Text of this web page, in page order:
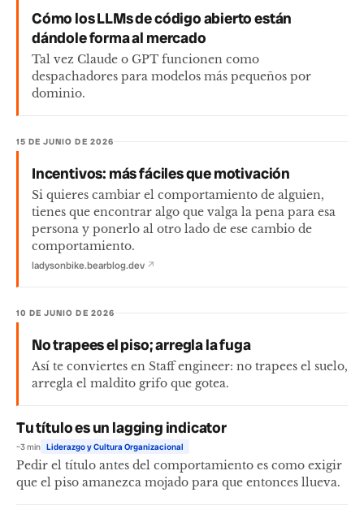
Cómo los LLMs de código abierto están
dándole forma al mercado
Tal vez Claude o GPT funcionen como
despachadores para modelos más pequeños por
dominio.
15 DE JUNIO DE 2026
Incentivos: más fáciles que motivación
Si quieres cambiar el comportamiento de alguien,
tienes que encontrar algo que valga la pena para esa
persona y ponerlo al otro lado de ese cambio de
comportamiento.
ladysonbike.bearblog.dev ↗
10 DE JUNIO DE 2026
No trapees el piso; arregla la fuga
Así te conviertes en Staff engineer: no trapees el suelo,
arregla el maldito grifo que gotea.
Tu título es un lagging indicator
~3 min Liderazgo y Cultura Organizacional
Pedir el título antes del comportamiento es como exigir
que el piso amanezca mojado para que entonces llueva.